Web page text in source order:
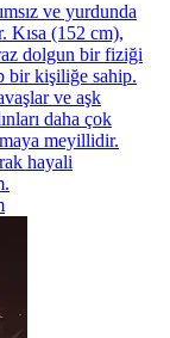
ve yurdunda
Kısa (152 cm),
dolgun bir fiziği
bir kişiliğe sahip.
ve aşk
daha çok
meyillidir.
hayali